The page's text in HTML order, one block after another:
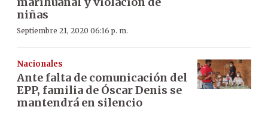
niñas
Septiembre 21, 2020 06:16 p. m.
Nacionales
Ante falta de comunicación del
EPP, familia de Óscar Denis se
mantendrá en silencio